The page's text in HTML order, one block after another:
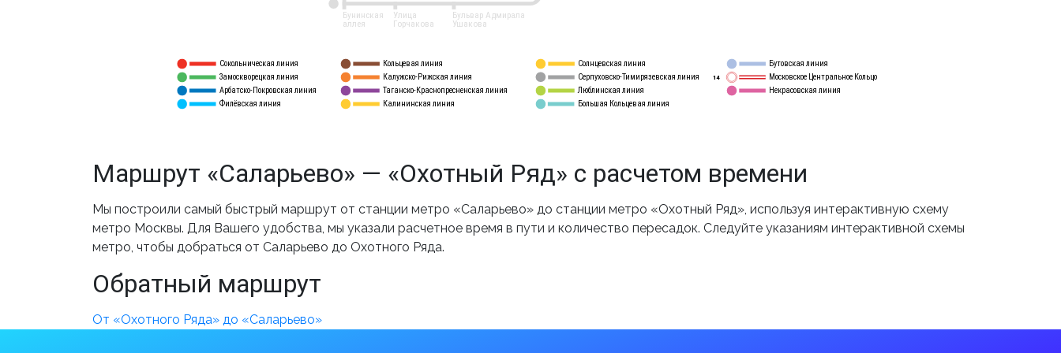
Сокольническая линия
Замоскворецкая линия
Арбатско-Покровская линия
Филёвская линия
Кольцевая линия
Калужско-Рижская линия
Таганско-Краснопресненская линия
Калининская линия
Солнцевская линия
Серпуховско-Тимирязевская линия
Люблинская линия
Бутовская линия
Московское Центральное Кольцо
Большая Кольцевая линия
Некрасовская линия
14
Бульвар Адмирала
Ушакова
Улица
Горчакова
Бунинская
аллея
Маршрут «Саларьево» — «Охотный Ряд» с расчетом времени
Мы построили самый быстрый маршрут от станции метро «Саларьево» до станции метро «Охотный Ряд», используя интерактивную схему
метро Москвы. Для Вашего удобства, мы указали расчетное время в пути и количество пересадок. Следуйте указаниям интерактивной схемы
метро, чтобы добраться от Саларьево до Охотного Ряда.
Обратный маршрут
От «Охотного Ряда» до «Саларьево»